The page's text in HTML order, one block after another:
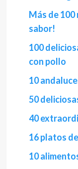
Más de 100
sabor!
100
con pollo
10
50
40
16 platos
10